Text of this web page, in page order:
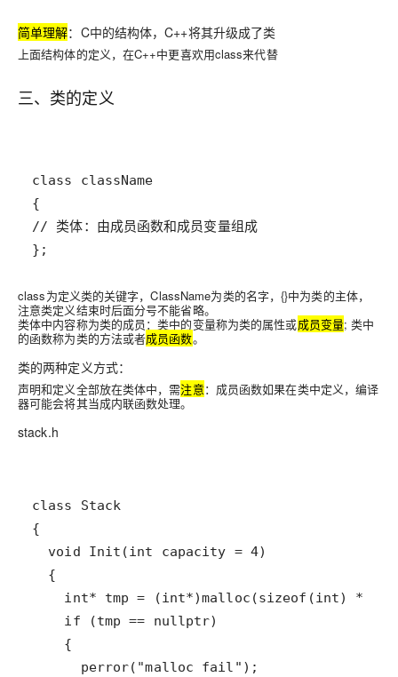
简单理解：C中的结构体，C++将其升级成了类
上面结构体的定义，在C++中更喜欢用class来代替
三、类的定义
// 类体：由成员函数和成员变量组成
class为定义类的关键字，ClassName为类的名字，{}中为类的主体，
注意类定义结束时后面分号不能省略。
类体中内容称为类的成员：类中的变量称为类的属性或成员变量;类中
的函数称为类的方法或者成员函数。
类的两种定义方式：
声明和定义全部放在类体中，需注意：成员函数如果在类中定义，编译
器可能会将其当成内联函数处理。
stack.h